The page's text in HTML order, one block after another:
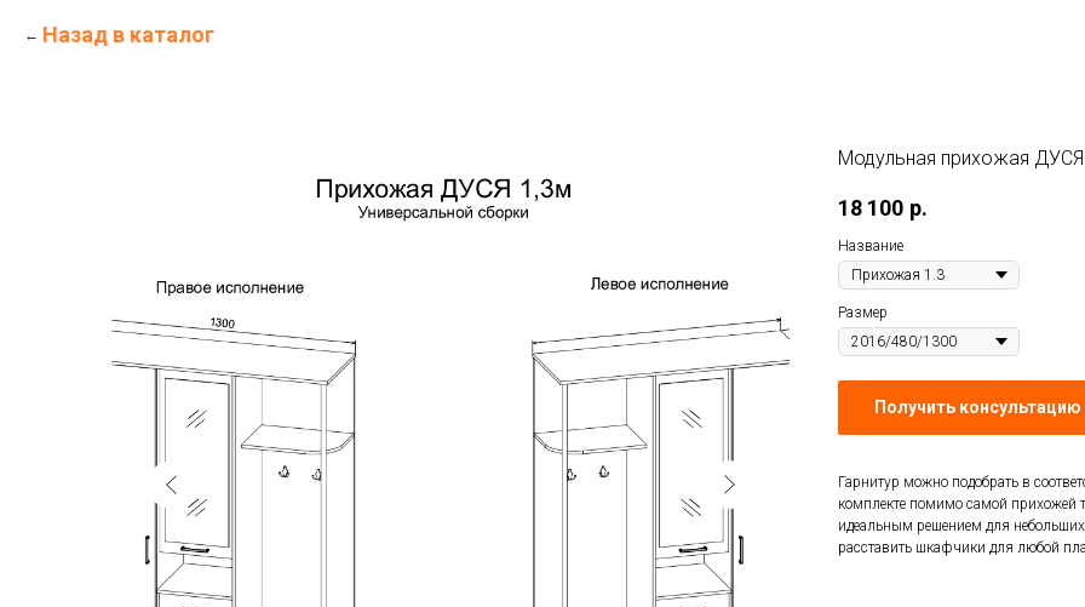
Назад в каталог
Модульная прихожая ДУСЯ
18 100 р.
Название
Размер
Получить консультацию
Гарнитур можно подобрать в
комплекте помимо самой прихожей
идеальным решением для
расставить шкафчики для любой